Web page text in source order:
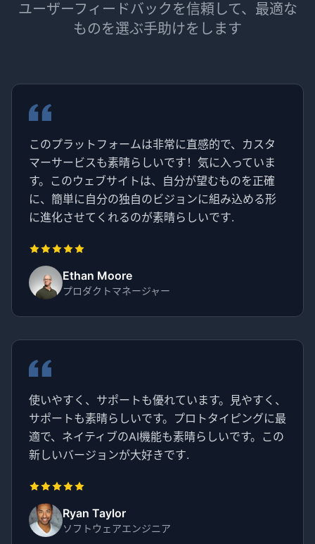
ユーザーフィードバックを信頼して、最適な
ものを選ぶ手助けをします
このプラットフォームは非常に直感的で、カスタ
マーサービスも素晴らしいです！気に入っていま
す。このウェブサイトは、自分が望むものを正確
に、簡単に自分の独自のビジョンに組み込める形
に進化させてくれるのが素晴らしいです.
Ethan Moore
プロダクトマネージャー
使いやすく、サポートも優れています。見やすく、
サポートも素晴らしいです。プロトタイピングに最
適で、ネイティブのAI機能も素晴らしいです。この
新しいバージョンが大好きです.
Ryan Taylor
ソフトウェアエンジニア